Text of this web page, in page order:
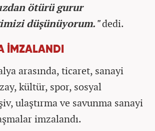
ötürü gurur
düşünüyorum."dedi.
İMZALANDI
arasında, ticaret, sanayi
kültür, spor, sosyal
ulaştırma ve savunma sanayi
imzalandı.